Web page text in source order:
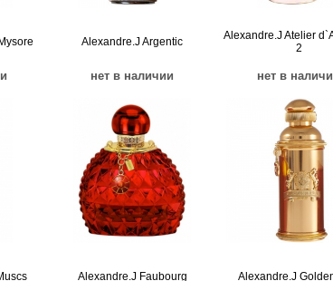
Alexandre.J Argentic
нет в наличии
Alexandre.J Atelier
2
нет в
Alexandre.J Faubourg Alexandre.J